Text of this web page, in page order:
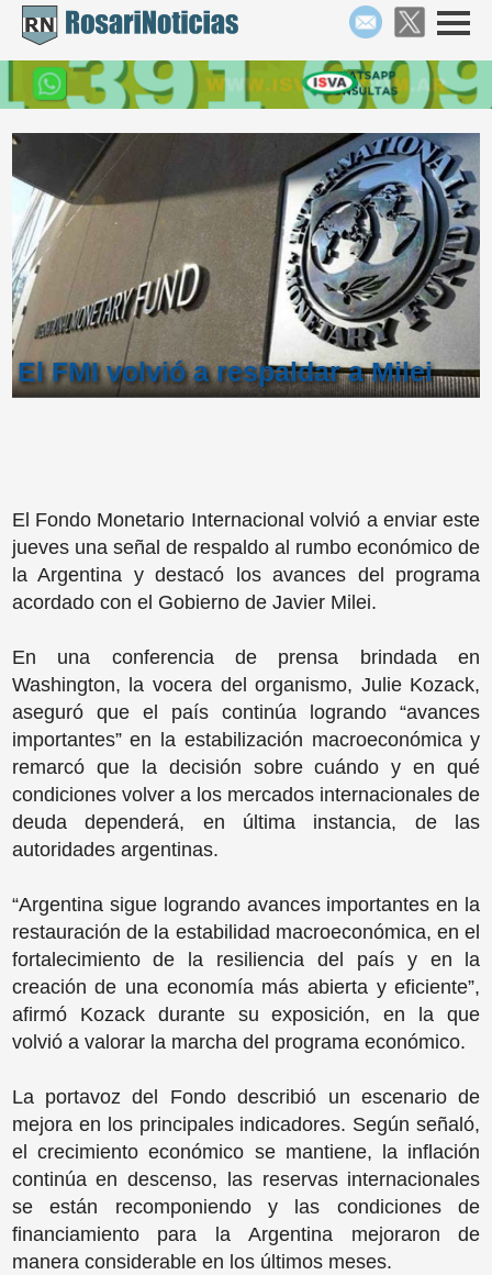
El FMI volvió a respaldar a Milei
El Fondo Monetario Internacional volvió a enviar este
jueves una señal de respaldo al rumbo económico de
la Argentina y destacó los avances del programa
acordado con el Gobierno de Javier Milei.
En una conferencia de prensa brindada en
Washington, la vocera del organismo, Julie Kozack,
aseguró que el país continúa logrando “avances
importantes” en la estabilización macroeconómica y
remarcó que la decisión sobre cuándo y en qué
condiciones volver a los mercados internacionales de
deuda dependerá, en última instancia, de las
autoridades argentinas.
“Argentina sigue logrando avances importantes en la
restauración de la estabilidad macroeconómica, en el
fortalecimiento de la resiliencia del país y en la
creación de una economía más abierta y eficiente”,
afirmó Kozack durante su exposición, en la que
volvió a valorar la marcha del programa económico.
La portavoz del Fondo describió un escenario de
mejora en los principales indicadores. Según señaló,
el crecimiento económico se mantiene, la inflación
continúa en descenso, las reservas internacionales
se están recomponiendo y las condiciones de
financiamiento para la Argentina mejoraron de
manera considerable en los últimos meses.